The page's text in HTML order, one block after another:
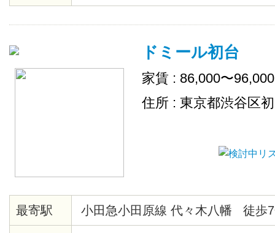
ドミール初台
家賃 : 86,000〜
住所 : 東京都渋谷区
最寄駅 小田急小田原線 代々木八幡 徒歩